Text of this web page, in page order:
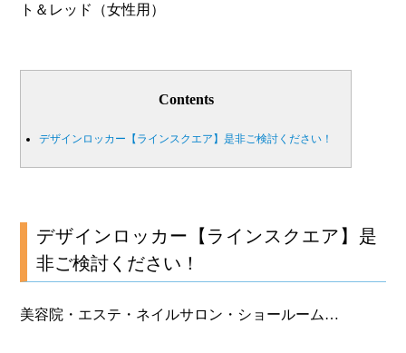
ト＆レッド（女性用）
Contents
デザインロッカー【ラインスクエア】是非ご検討ください！
デザインロッカー【ラインスクエア】是
非ご検討ください！
美容院・エステ・ネイルサロン・ショールーム…